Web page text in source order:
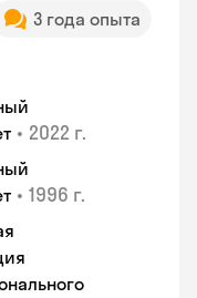
3 года опыта
• 2022 г.
• 1996 г.